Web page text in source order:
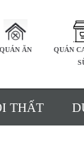
QUÁN ĂN
QUÁN
THẤT